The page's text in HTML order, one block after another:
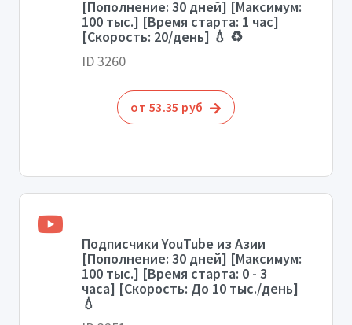
[Пополнение: 30 дней] [Максимум:
100 тыс.] [Время старта: 1 час]
[Скорость: 20/день] 💧 ♻️
ID 3260
от 53.35 руб
Подписчики YouTube из Азии
[Пополнение: 30 дней] [Максимум:
100 тыс.] [Время старта: 0 - 3
часа] [Скорость: До 10 тыс./день]
💧